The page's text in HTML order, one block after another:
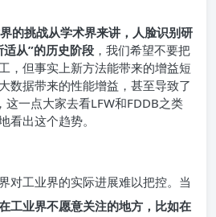
的挑战从学术界来讲，人脸识别研
从”的历史阶段 ，我们希望不要把
，但事实上新方法能带来的增益短
数据带来的性能增益，甚至导致了
这一点大家去看LFW和FDDB之类
看出这个趋势。
对工业界的实际进展难以把控。当
工业界不愿意关注的地方 ，比如在